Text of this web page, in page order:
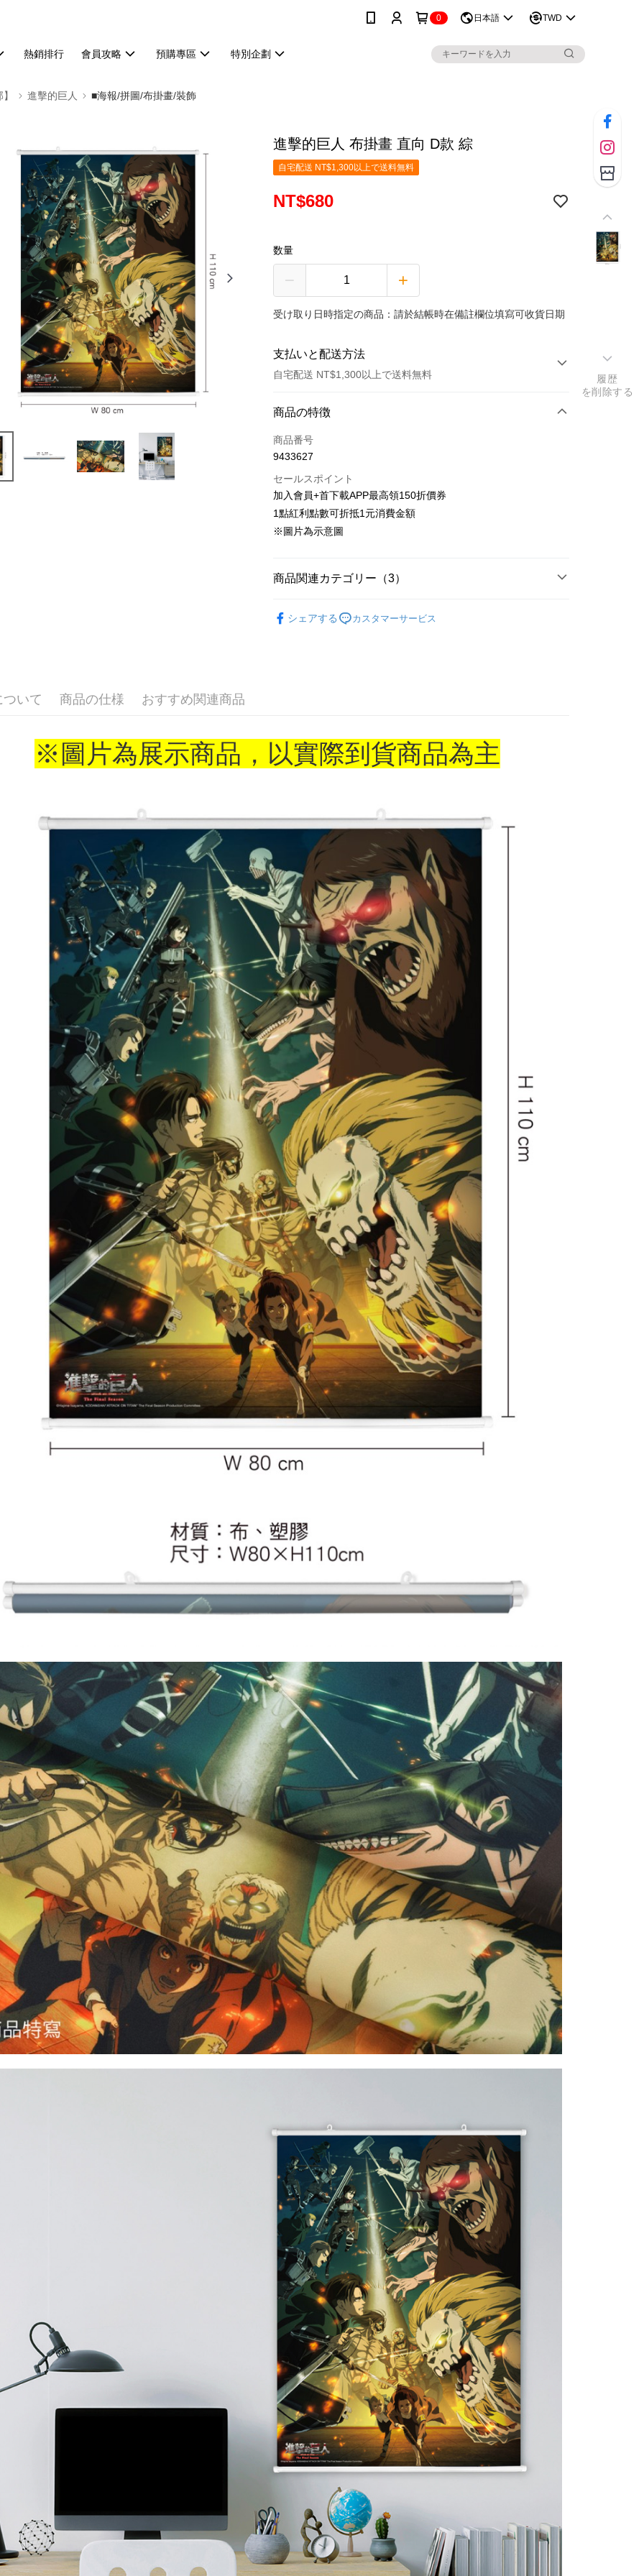
0 日本語 TWD
熱銷排行 會員攻略 預購專區 特別企劃
進擊的巨人 ■海報/拼圖/布掛畫/裝飾
進擊的巨人 布掛畫 直向 D款 綜
自宅配送 NT$1,300以上で送料無料
NT$680
数量
受け取り日時指定の商品：請於結帳時在備註欄位填寫可收貨日期
支払いと配送方法
自宅配送 NT$1,300以上で送料無料
お支払い方法
クレジットカード1回払い
LINE Pay
Apple Pay
Easy Wallet
黑貓宅配-貨到付款
商品の特徴
商品番号
9433627
セールスポイント
加入會員+首下載APP最高領150折價券
1點紅利點數可折抵1元消費金額
※圖片為示意圖
商品関連カテゴリー（3）
人
■海報/拼圖/布掛畫/裝飾
シェアする カスタマーサービス
いて 商品の仕様 おすすめ関連商品
※圖片為展示商品，以實際到貨商品為主
履歴
を削除する